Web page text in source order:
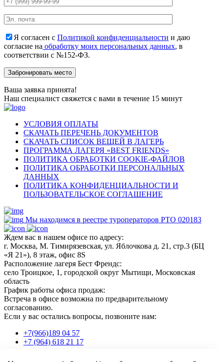
Я согласен с Политикой конфиденциальности и даю
согласие на обработку моих персональных данных, в
соответствии с №152-ФЗ.
Ваша заявка принята!
Наш специалист свяжется с вами в течение 15 минут
УСЛОВИЯ ОПЛАТЫ
СКАЧАТЬ ПЕРЕЧЕНЬ ДОКУМЕНТОВ
СКАЧАТЬ СПИСОК ВЕЩЕЙ В ЛАГЕРЬ
ПРОГРАММА ЛАГЕРЯ «BEST FRIENDS»
ПОЛИТИКА ОБРАБОТКИ COOKIE-ФАЙЛОВ
ПОЛИТИКА ОБРАБОТКИ ПЕРСОНАЛЬНЫХ
ДАННЫХ
ПОЛИТИКА КОНФИДЕНЦИАЛЬНОСТИ И
ПОЛЬЗОВАТЕЛЬСКОЕ СОГЛАШЕНИЕ
Мы находимся в реестре туроператоров РТО 020183
Ждем вас в нашем офисе по адресу:
г. Москва, М. Тимирязевская, ул. Яблочкова д. 21, стр.3 (БЦ
«Я 21»), 8 этаж, офис 8S
Расположение лагеря Бест Френдс:
село Троицкое, 1, городской округ Мытищи, Московская
область
График работы офиса продаж:
Встреча в офисе возможна по предварительному
согласованию.
Если у вас остались вопросы, позвоните нам:
+7(966)189 04 57
+7 (964) 618 21 17